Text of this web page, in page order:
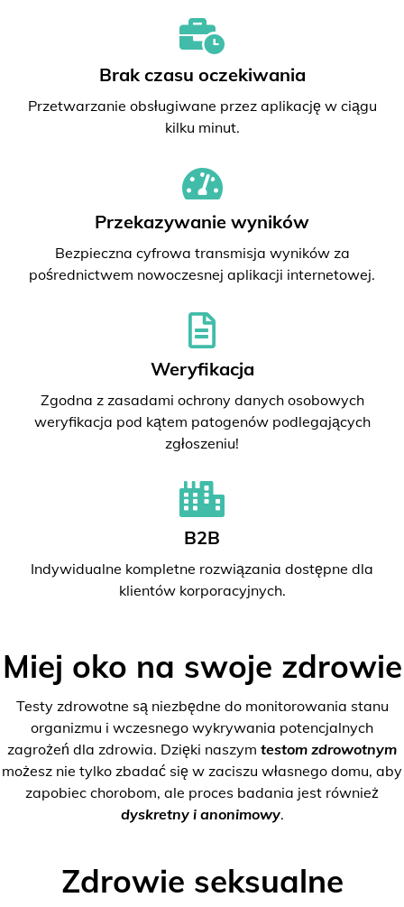
Brak czasu oczekiwania
Przetwarzanie obsługiwane przez aplikację w ciągu
kilku minut.
Przekazywanie wyników
Bezpieczna cyfrowa transmisja wyników za
pośrednictwem nowoczesnej aplikacji internetowej.
Weryfikacja
Zgodna z zasadami ochrony danych osobowych
weryfikacja pod kątem patogenów podlegających
zgłoszeniu!
B2B
Indywidualne kompletne rozwiązania dostępne dla
klientów korporacyjnych.
Miej oko na swoje zdrowie
Testy zdrowotne są niezbędne do monitorowania stanu
organizmu i wczesnego wykrywania potencjalnych
zagrożeń dla zdrowia. Dzięki naszym testom zdrowotnym
możesz nie tylko zbadać się w zaciszu własnego domu, aby
zapobiec chorobom, ale proces badania jest również
dyskretny i anonimowy.
Zdrowie seksualne